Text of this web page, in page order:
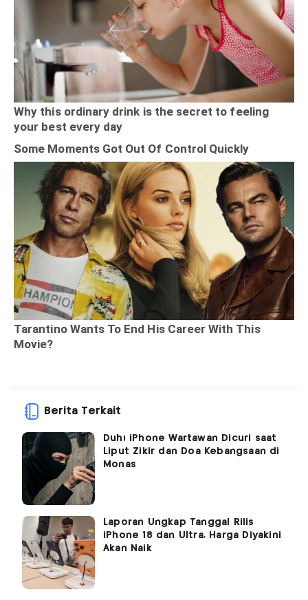
Berita Terkait
Duh! iPhone Wartawan Dicuri saat
Liput Zikir dan Doa Kebangsaan di
Monas
Laporan Ungkap Tanggal Rilis
iPhone 18 dan Ultra, Harga Diyakini
Akan Naik